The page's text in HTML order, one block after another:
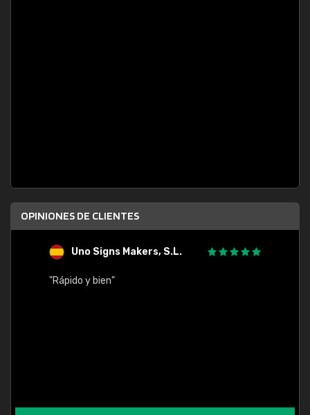
OPINIONES DE CLIENTES
Uno Signs Makers, S.L.
"Rápido y bien"